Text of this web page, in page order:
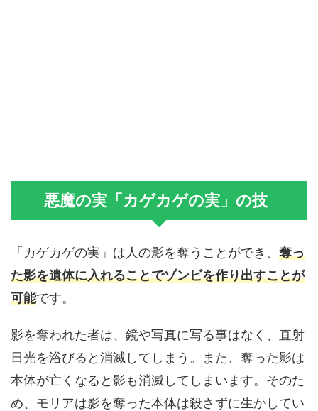
悪魔の実「カゲカゲの実」の技
「カゲカゲの実」は人の影を奪うことができ、 奪っ
た影を遺体に入れることでゾンビを作り出すことが
可能です。
影を奪われた者は、鏡や写真に写る事はなく、直射
日光を浴びると消滅してしまう。また、奪った影は
本体が亡くなると影も消滅してしまいます。そのた
め、モリアは影を奪った本体は殺さずに生かしてい